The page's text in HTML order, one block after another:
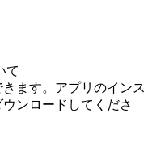
て
ます。アプリのインス
ンロードしてくださ